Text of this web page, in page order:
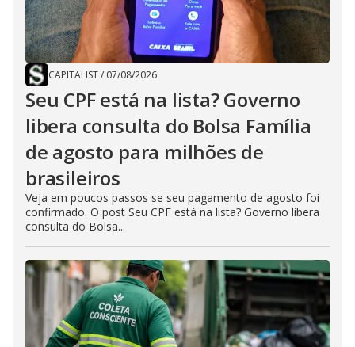
CAPITALIST/ 07/08/2026
Seu CPF está na lista? Governo
libera consulta do Bolsa Família
de agosto para milhões de
brasileiros
Veja em poucos passos se seu pagamento de agosto foi
confirmado. O post Seu CPF está na lista? Governo libera
consulta do Bolsa...